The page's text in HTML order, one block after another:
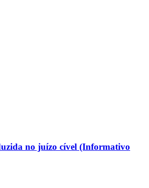
no juízo cível (Informativo